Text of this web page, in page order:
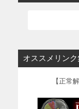
オススメリンク
【正常